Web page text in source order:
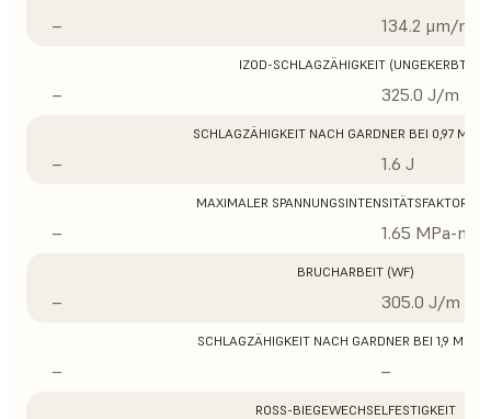
– 134.2 μm/m/
IZOD-SCHLAGZÄHIGKEIT (UNGEKERBT)
– 325.0 J/m
SCHLAGZÄHIGKEIT NACH GARDNER BEI 0,97 MM
– 1.6 J
MAXIMALER SPANNUNGSINTENSITÄTSFAKTOR
– 1.65 MPa-m1/
BRUCHARBEIT (WF)
– 305.0 J/m
SCHLAGZÄHIGKEIT NACH GARDNER BEI 1,9 MM
– –
ROSS-BIEGEWECHSELFESTIGKEIT